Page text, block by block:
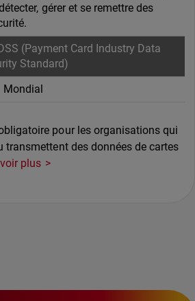
gérer et se remettre des
(Payment Card Industry Data
Standard)
Mondial
pour les organisations qui
transmettent des données de cartes
plus